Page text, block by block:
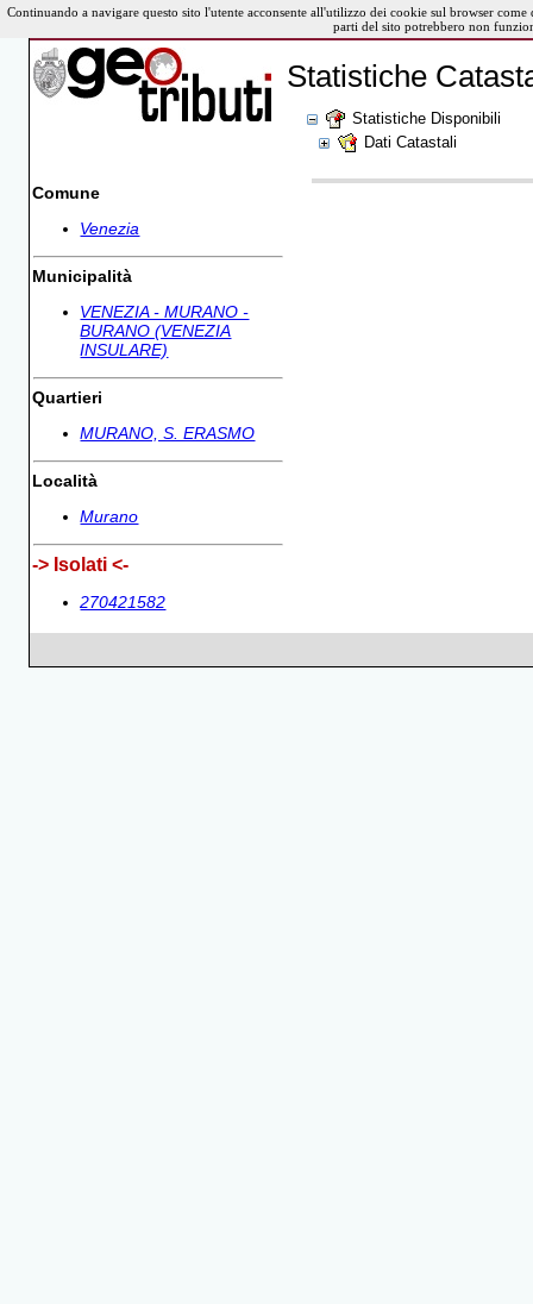
Comune
Venezia
Municipalità
VENEZIA - MURANO -
BURANO (VENEZIA
INSULARE)
Quartieri
MURANO, S. ERASMO
Località
Murano
-> Isolati <-
270421582
Statistiche
Statistiche Disponibili
Dati Catastali
Continuando a navigare questo sito l'utente acconsente all'utilizzo dei cookie sul browser
parti del sito potrebbero non